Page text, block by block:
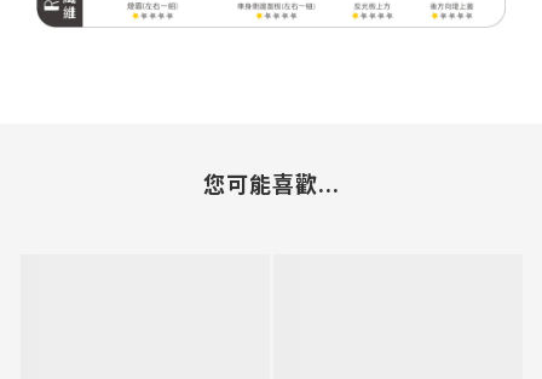
您可能喜歡...